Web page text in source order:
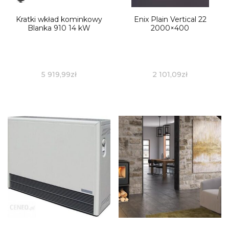
Kratki wkład kominkowy
Blanka 910 14 kW
5 919,99zł
Enix Plain Vertical 22
2000×400
2 101,09zł